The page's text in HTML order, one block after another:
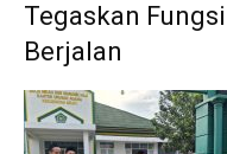
Tegaskan
Berjalan